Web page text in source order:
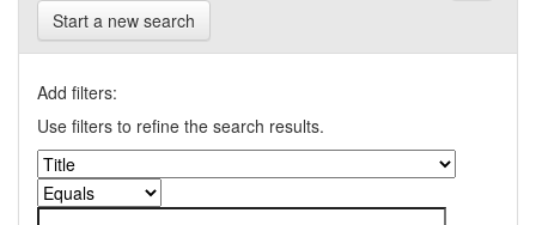
Start a new search
Add filters:
Use filters to refine the search results.